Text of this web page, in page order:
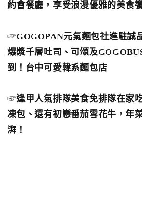
約會餐廳，享受浪漫優雅的美食
☞GOGOPAN元氣麵包社進駐誠
爆漿千層吐司、可頌及
到！台中可愛韓系麵包店
☞逢甲人氣排隊美食免排隊在家
凍包、還有初戀番茄雪花牛，年
湃！